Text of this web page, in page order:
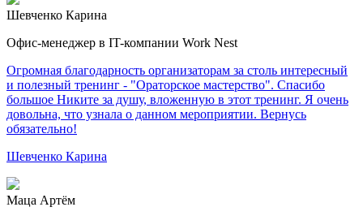
Шевченко Карина
Офис-менеджер в IT-компании Work Nest
Огромная благодарность организаторам за столь интересный
и полезный тренинг - "Ораторское мастерство". Спасибо
большое Никите за душу, вложенную в этот тренинг. Я очень
довольна, что узнала о данном мероприятии. Вернусь
обязательно!
Шевченко Карина
Маца Артём